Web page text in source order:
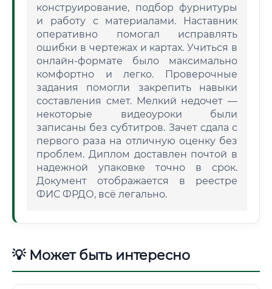
конструирование, подбор фурнитуры
и работу с материалами. Наставник
оперативно помогал исправлять
ошибки в чертежах и картах. Учиться в
онлайн-формате было максимально
комфортно и легко. Проверочные
задания помогли закрепить навыки
составления смет. Мелкий недочет —
некоторые видеоуроки были
записаны без субтитров. Зачет сдала с
первого раза на отличную оценку без
проблем. Диплом доставлен почтой в
надежной упаковке точно в срок.
Документ отображается в реестре
ФИС ФРДО, всё легально.
💡 Может быть интересно